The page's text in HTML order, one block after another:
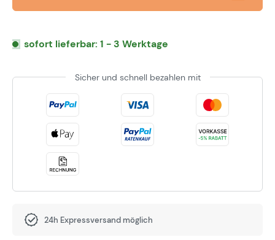
sofort lieferbar: 1 - 3 Werktage
Sicher und schnell bezahlen mit
24h Expressversand möglich